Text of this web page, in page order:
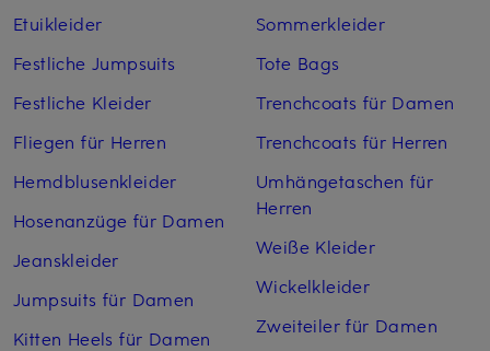
Etuikleider
Festliche Jumpsuits
Festliche Kleider
Fliegen für Herren
Hemdblusenkleider
Hosenanzüge für Damen
Jeanskleider
Jumpsuits für Damen
Kitten Heels für Damen
Sommerkleider
Tote Bags
Trenchcoats für Damen
Trenchcoats für Herren
Umhängetaschen für
Herren
Weiße Kleider
Wickelkleider
Zweiteiler für Damen